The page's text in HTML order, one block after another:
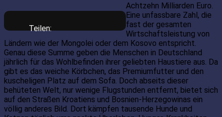
Teilen:
Achtzehn Milliarden Euro.
Eine unfassbare Zahl, die
fast der gesamten
Wirtschaftsleistung von
Ländern wie der Mongolei oder dem Kosovo entspricht.
Genau diese Summe geben die Menschen in Deutschland
jährlich für das Wohlbefinden ihrer geliebten Haustiere aus. Da
gibt es das weiche Körbchen, das Premiumfutter und den
kuscheligen Platz auf dem Sofa. Doch abseits dieser
behüteten Welt, nur wenige Flugstunden entfernt, bietet sich
auf den Straßen Kroatiens und Bosnien-Herzegowinas ein
völlig anderes Bild. Dort kämpfen tausende Hunde und